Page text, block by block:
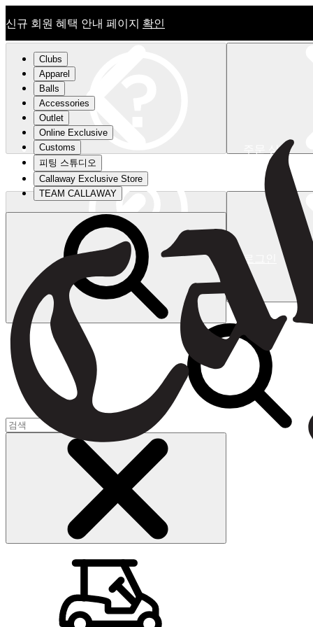
신규 회원 혜택 안내 페이지 확인
신규 회원 혜택 안내 페이지확인
주문 상태
로그인
장바구니
Clubs
Apparel
Balls
Accessories
Outlet
Online Exclusive
Customs
피팅 스튜디오
Callaway Exclusive Store
TEAM CALLAWAY